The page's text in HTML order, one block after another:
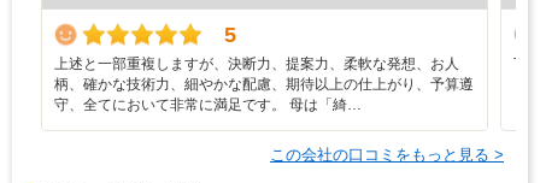
5
上述と一部重複しますが、決断力、提案力、柔軟な発想、お人
柄、確かな技術力、細やかな配慮、期待以上の仕上がり、予算遵
守、全てにおいて非常に満足です。 母は「綺…
丁
この会社の口コミをもっと見る >